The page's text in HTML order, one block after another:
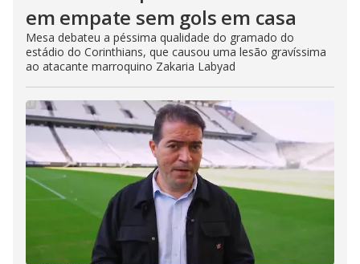
em empate sem gols em casa
Mesa debateu a péssima qualidade do gramado do
estádio do Corinthians, que causou uma lesão gravíssima
ao atacante marroquino Zakaria Labyad